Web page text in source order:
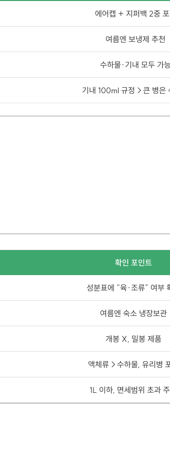
에어캡 + 지퍼백 2중
여름엔 보냉제 추천
수하물·기내 모두 가
기내 100ml 규정→큰 병은
확인 포인트
성분표에 “육·조류” 여부
여름엔 숙소 냉장보관
개봉 X, 밀봉 제품
액체류→수하물, 유리병
1L 이하, 면세범위 초과